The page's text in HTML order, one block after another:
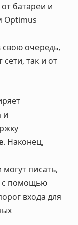
батареи и
Optimus
свою очередь,
так и от
и
. Наконец,
писать,
с помощью
входа для